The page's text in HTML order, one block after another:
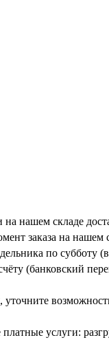
нашем складе
заказа на
по субботу
(банковский
услуги: